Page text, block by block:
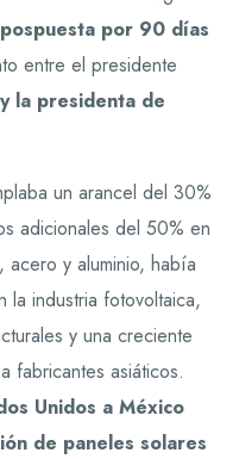
pospuesta por 90 días
entre el presidente
la presidenta de
un arancel del 30%
adicionales del 50% en
acero y aluminio, había
industria fotovoltaica,
y una creciente
fabricantes asiáticos.
Unidos a México
de paneles solares